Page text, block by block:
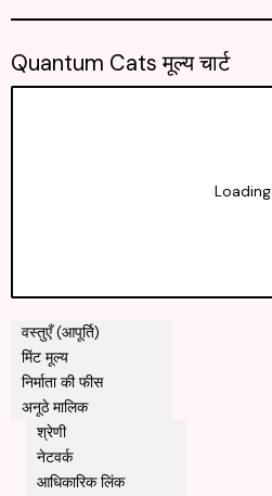
वस्तुएँ (आपूर्ति)
मिंट मूल्य
निर्माता की फीस
अनूठे मालिक
श्रेणी
नेटवर्क
आधिकारिक लिंक
Quantum Cats मूल्य चार्ट
Loading